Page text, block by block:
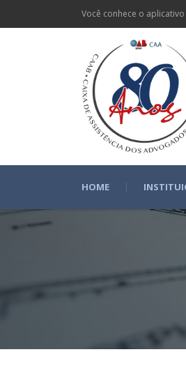
Você conhece o aplicativo
HOME